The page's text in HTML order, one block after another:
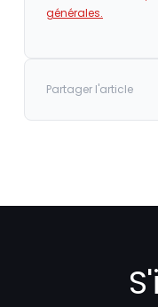
générales.
Partager l'article